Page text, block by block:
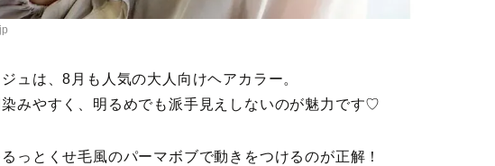
ュは、8月も人気の大人向けヘアカラー。
みやすく、明るめでも派手見えしないのが魅力です♡
っとくせ毛風のパーマボブで動きをつけるのが正解！